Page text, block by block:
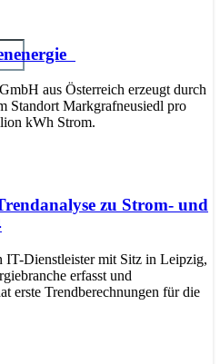
aus Österreich erzeugt durch
Standort Markgrafneusiedl pro
kWh Strom.
zu Strom- und
Dienstleister mit Sitz in Leipzig,
erfasst und
erste Trendberechnungen für die